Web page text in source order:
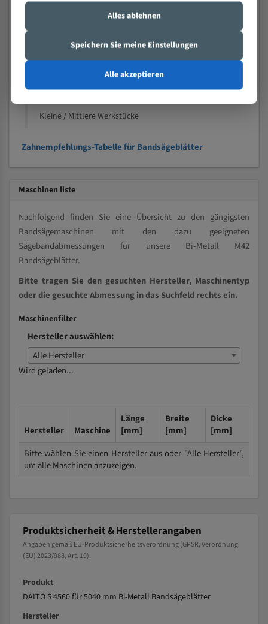
Nichteisenmetalle
Speziell entwickelt für Profile / Rohre
Kleine und mittlere Profile / Kleine Durchmesser
Kleine / Mittlere Werkstücke
Zahnempfehlungs-Tabelle für Bandsägeblätter
Maschinen liste
Nachfolgend finden Sie eine Übersicht zu den gängigsten
Bandsägemaschinen mit den dazu geeigneten
Sägebandabmessungen für unsere Bi-Metall M42
Bandsägeblätter.
Bitte tragen Sie den gesuchten Hersteller, Maschinentyp
oder die gesuchte Abmessung in das Suchfeld rechts ein.
Maschinenfilter
Hersteller auswählen:
Alle Hersteller
Wird geladen...
Hersteller Maschine
Länge
[mm]
Breite
[mm]
Dicke
[mm]
Bitte wählen Sie einen Hersteller aus oder "Alle Hersteller",
um alle Maschinen anzuzeigen.
Produktsicherheit & Herstellerangaben
Angaben gemäß EU-Produktsicherheitsverordnung (GPSR, Verordnung
(EU) 2023/988, Art. 19).
Produkt
DAITO S 4560 für 5040 mm Bi-Metall Bandsägeblätter
Hersteller
Alles ablehnen
Speichern Sie meine Einstellungen
Alle akzeptieren